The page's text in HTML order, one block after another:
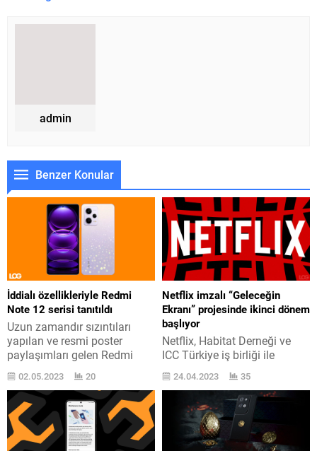
admin
Benzer Konular
İddialı özellikleriyle Redmi
Note 12 serisi tanıtıldı
Uzun zamandır sızıntıları
yapılan ve resmi poster
paylaşımları gelen Redmi
Note 12 acelesi birden fazla
model ile karşımızda. Xiaomi
alt markası Redmi, maliyet-
performans mevzusunda
iddialı telefonlarına devam
ediyor. Bugün bu bağlamda
02.05.2023 20
Netflix imzalı “Geleceğin
Ekranı” projesinde ikinci dönem
başlıyor
Netflix, Habitat Derneği ve
ICC Türkiye iş birliği ile
hakikatleştirilen “Geleceğin
Ekranı” projesi büyümeye
devam ediyor. Mevzu
hakkında Netflix tarafından
şu açıklamalar yapıldı:
“Dijital okuryazarlık ve dijital
24.04.2023 35